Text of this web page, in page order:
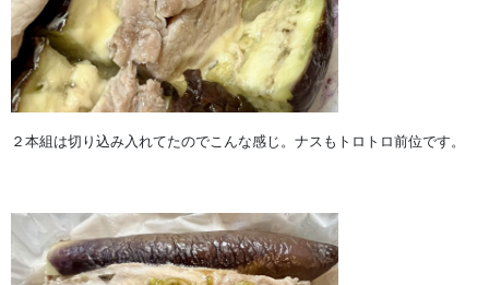
２本組は切り込み入れてたのでこんな感じ。ナスもトロトロ前位です。